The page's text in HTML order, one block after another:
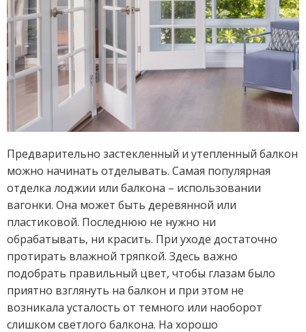
Предварительно застекленный и утепленный балкон
можно начинать отделывать. Самая популярная
отделка лоджии или балкона – использовании
вагонки. Она может быть деревянной или
пластиковой. Последнюю не нужно ни
обрабатывать, ни красить. При уходе достаточно
протирать влажной тряпкой. Здесь важно
подобрать правильный цвет, чтобы глазам было
приятно взглянуть на балкон и при этом не
возникала усталость от темного или наоборот
слишком светлого балкона. На хорошо